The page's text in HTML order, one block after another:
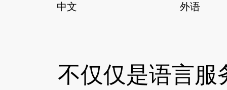
中文 外语
不仅仅是语言